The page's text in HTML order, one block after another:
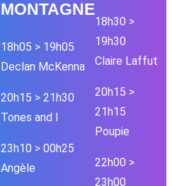
MONTAGNE
18h05 > 19h05
Declan McKenna
20h15 > 21h30
Tones and I
23h10 > 00h25
Angèle
18h30 >
19h30
Claire Laffut
20h15 >
21h15
Poupie
22h00 >
23h00